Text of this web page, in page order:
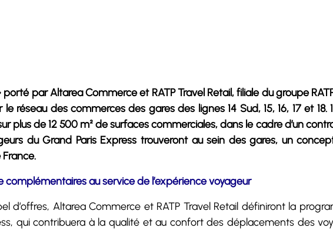
par Altarea Commerce et RATP Travel Retail, filiale du groupe
réseau des commerces des gares des lignes 14 Sud, 15, 16, 17 et 18.
plus de 12 500 m² de surfaces commerciales, dans le cadre d’un
du Grand Paris Express trouveront au sein des gares, un
complémentaires au service de l’expérience voyageur
d’offres, Altarea Commerce et RATP Travel Retail définiront la
qui contribuera à la qualité et au confort des déplacements des